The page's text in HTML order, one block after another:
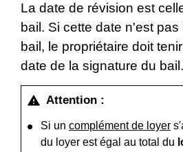
La date de révision est
bail. Si cette date n'est
bail, le propriétaire doit
date de la signature du bail.
warning Attention :
Si un complément de loyer
du loyer est égal au total du